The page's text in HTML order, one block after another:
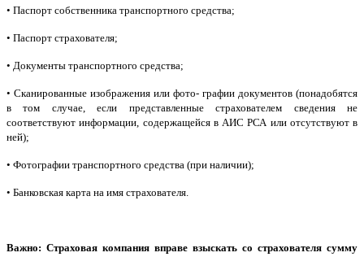
• Паспорт собственника транспортного средства;
• Паспорт страхователя;
• Документы транспортного средства;
• Сканированные изображения или фото- графии документов (понадобятся
в том случае, если представленные страхователем сведения не
соответствуют информации, содержащейся в АИС РСА или отсутствуют в
ней);
• Фотографии транспортного средства (при наличии);
• Банковская карта на имя страхователя.
Важно: Страховая компания вправе взыскать со страхователя сумму